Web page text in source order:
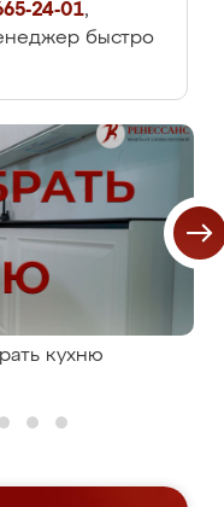
24-01,
быстро
кухню